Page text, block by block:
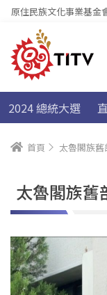
原住民族文化事業基金
2024 總統大選
首頁 太魯閣族舊
太魯閣族舊